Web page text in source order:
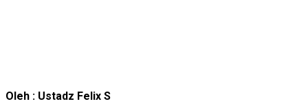
Oleh : Ustadz Felix S